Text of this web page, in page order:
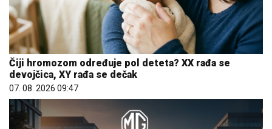
Čiji hromozom određuje pol deteta? XX rađa se
devojčica, XY rađa se dečak
07. 08. 2026 09:47